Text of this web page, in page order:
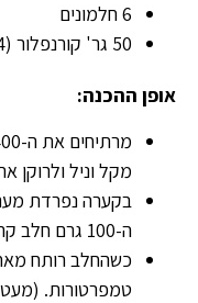
6 חלמונים
50 גר' קורנפלור (3/4 כוס)
אופן ההכנה:
מקל וניל ולרוקן
בקערה נפרדת
ה-100 גרם חלב קר.
כשהחלב רותח
טמפרטורות.